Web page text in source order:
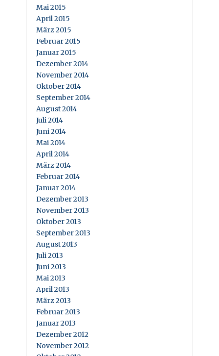
Mai 2015
April 2015
März 2015
Februar 2015
Januar 2015
Dezember 2014
November 2014
Oktober 2014
September 2014
August 2014
Juli 2014
Juni 2014
Mai 2014
April 2014
März 2014
Februar 2014
Januar 2014
Dezember 2013
November 2013
Oktober 2013
September 2013
August 2013
Juli 2013
Juni 2013
Mai 2013
April 2013
März 2013
Februar 2013
Januar 2013
Dezember 2012
November 2012